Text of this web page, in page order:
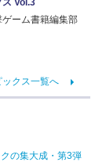
ゲーム書籍編集部
クス一覧へ
の集大成・第3弾